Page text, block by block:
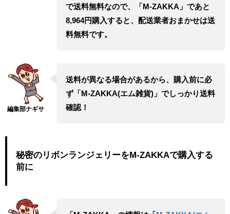
で送料無料なので、「M-ZAKKA」であと
8,964円購入すると、配送業者おまかせは送
料無料です。
送料が異なる場合があるから、購入前に必
ず「M-ZAKKA(エム雑貨)」でしっかり送料
確認！
秘密のリボンランジェリーをM-ZAKKAで購入する
前に